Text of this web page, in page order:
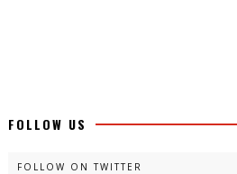
FOLLOW US
FOLLOW ON TWITTER